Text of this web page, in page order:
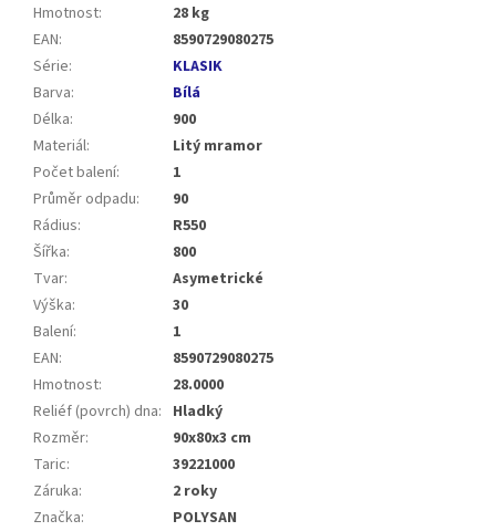
Hmotnost:
28 kg
EAN:
8590729080275
Série:
KLASIK
Barva:
Bílá
Délka:
900
Materiál:
Litý mramor
Počet balení:
1
Průměr odpadu:
90
Rádius:
R550
Šířka:
800
Tvar:
Asymetrické
Výška:
30
Balení:
1
EAN:
8590729080275
Hmotnost:
28.0000
Reliéf (povrch) dna: Hladký
Rozměr:
90x80x3 cm
Taric:
39221000
Záruka:
2 roky
Značka: POLYSAN